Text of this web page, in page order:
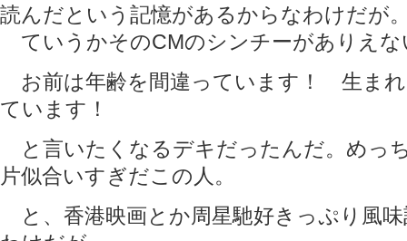
読んだという記憶があるからなわけだが
ていうかそのCMのシンチーがありえな
お前は年齢を間違っています！ 生まれ
ています！
と言いたくなるデキだったんだ。めっ
片似合いすぎだこの人。
と、香港映画とか周星馳好きっぷり風